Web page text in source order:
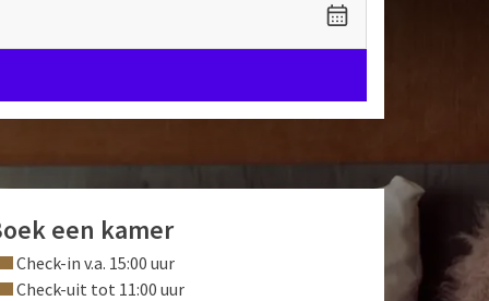
een kamer
Check-in v.a. 15:00 uur
Check-uit tot 11:00 uur